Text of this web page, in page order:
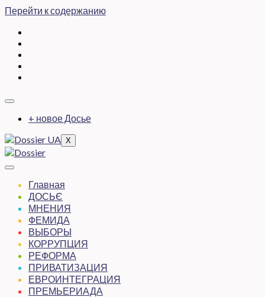
Перейти к содержанию
+ новое Досье
X
Главная
ДОСЬЄ
МНЕНИЯ
ФЕМИДА
ВЫБОРЫ
КОРРУПЦИЯ
РЕФОРМА
ПРИВАТИЗАЦИЯ
ЕВРОИНТЕГРАЦИЯ
ПРЕМЬЕРИАДА